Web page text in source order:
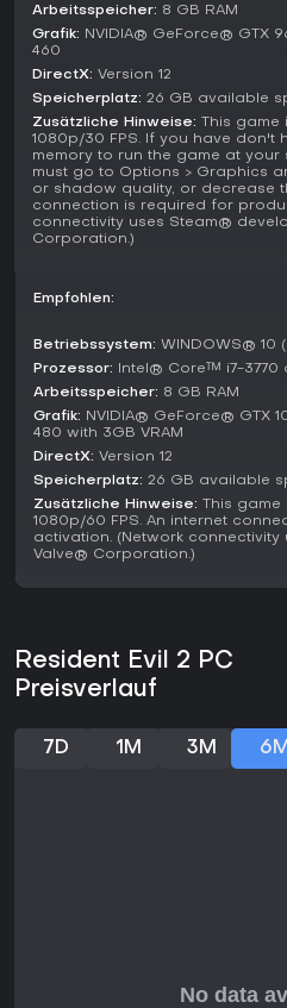
Hardware mit Ray Tracing für
einem 120-fps-Modus für
bleibt es ein reines Singleplayer-
oder Live-Service-Elemente,
konzentriert.
Lohnt es sich?
Resident Evil 2 begeistert
Strategie kombinieren mögen.
Atmosphäre und den Replay-
Treue zum Original bei
anhaltende Qualität. Wer knappe
Arbeitsspeicher: 8 GB RAM
Grafik: NVIDIA® GeForce® GTX
460
DirectX: Version 12
Speicherplatz: 26 GB available
Zusätzliche Hinweise: This
1080p/30 FPS. If you have don't
memory to run the game at your
must go to Options > Graphics
or shadow quality, or decrease
connection is required for
connectivity uses Steam®
Corporation.)
Empfohlen:
Betriebssystem: WINDOWS® 10
Prozessor: Intel® Core™ i7-3770
Arbeitsspeicher: 8 GB RAM
Grafik: NVIDIA® GeForce® GTX
480 with 3GB VRAM
DirectX: Version 12
Speicherplatz: 26 GB available
Zusätzliche Hinweise: This
1080p/60 FPS. An internet
activation. (Network
Valve® Corporation.)
Resident Evil 2 PC
Preisverlauf
7D 1M 3M